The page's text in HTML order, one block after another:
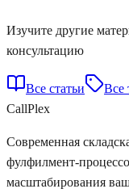
Изучите другие
консультацию
Все статьи
Все
CallPlex
Современная
фулфилмент-
масштабирования